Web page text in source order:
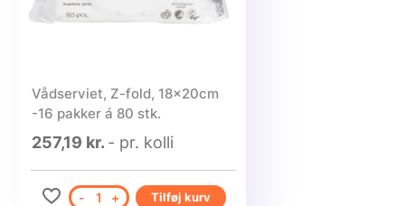
Vådserviet, Z-fold, 18x20cm
-16 pakker á 80 stk.
257,19 kr. - pr. kolli
- 1 + Tilføj kurv